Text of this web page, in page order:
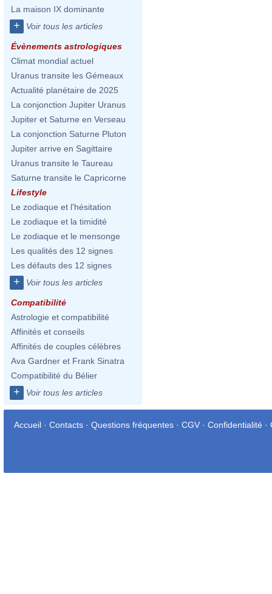
La maison IX dominante
+ Voir tous les articles
Évènements astrologiques
Climat mondial actuel
Uranus transite les Gémeaux
Actualité planétaire de 2025
La conjonction Jupiter Uranus
Jupiter et Saturne en Verseau
La conjonction Saturne Pluton
Jupiter arrive en Sagittaire
Uranus transite le Taureau
Saturne transite le Capricorne
Lifestyle
Le zodiaque et l'hésitation
Le zodiaque et la timidité
Le zodiaque et le mensonge
Les qualités des 12 signes
Les défauts des 12 signes
+ Voir tous les articles
Compatibilité
Astrologie et compatibilité
Affinités et conseils
Affinités de couples célèbres
Ava Gardner et Frank Sinatra
Compatibilité du Bélier
+ Voir tous les articles
Accueil · Contacts · Questions fréquentes · CGV · Confidentialité ·